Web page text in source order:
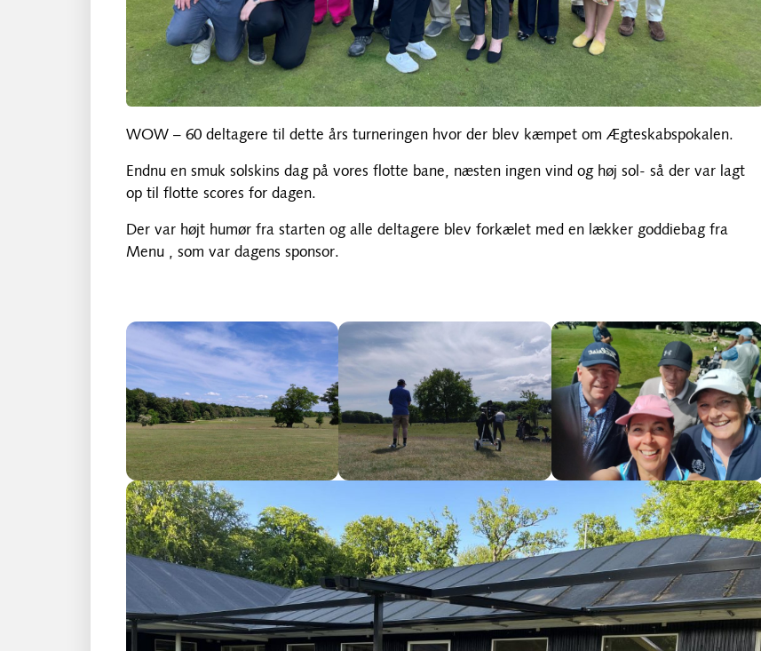
WOW – 60 deltagere til dette års turneringen hvor der blev kæmpet om Ægteskabspokalen.
Endnu en smuk solskins dag på vores flotte bane, næsten ingen vind og høj sol- så der var lagt
op til flotte scores for dagen.
Der var højt humør fra starten og alle deltagere blev forkælet med en lækker goddiebag fra
Menu , som var dagens sponsor.